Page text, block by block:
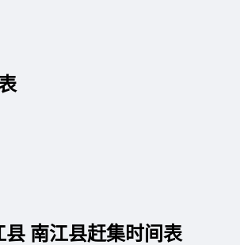
县 南江县赶集时间表